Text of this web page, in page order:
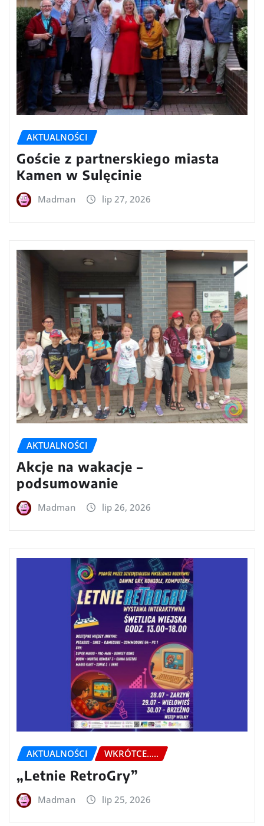
AKTUALNOŚCI
Goście z partnerskiego miasta
Kamen w Sulęcinie
Madman lip 27, 2026
AKTUALNOŚCI
Akcje na wakacje –
podsumowanie
Madman lip 26, 2026
AKTUALNOŚCI WKRÓTCE.....
„Letnie RetroGry”
Madman lip 25, 2026